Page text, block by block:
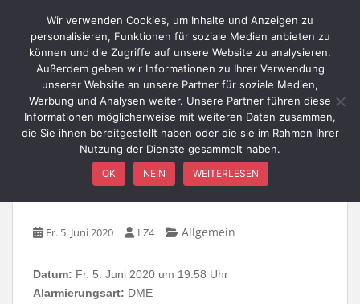
ABC1-ÖL – Bierth,
Daubenschladestrasse
Fr. 5. Juni 2020 LZ4 Allgemein
Datum: Fr. 5. Juni 2020 um 19:58 Uhr
Alarmierungsart: DME
Wir verwenden Cookies, um Inhalte und Anzeigen zu
personalisieren, Funktionen für soziale Medien anbieten zu
können und die Zugriffe auf unsere Website zu analysieren.
Außerdem geben wir Informationen zu Ihrer Verwendung
unserer Website an unsere Partner für soziale Medien,
Werbung und Analysen weiter. Unsere Partner führen diese
Informationen möglicherweise mit weiteren Daten zusammen,
die Sie ihnen bereitgestellt haben oder die sie im Rahmen Ihrer
Nutzung der Dienste gesammelt haben.
OK NEIN WEITERLESEN